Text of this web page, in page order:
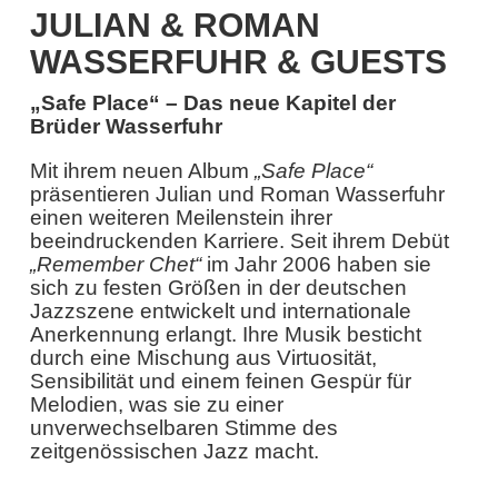
JULIAN & ROMAN
WASSERFUHR & GUESTS
„Safe Place“ – Das neue Kapitel der
Brüder Wasserfuhr
Mit ihrem neuen Album „Safe Place“
präsentieren Julian und Roman Wasserfuhr
einen weiteren Meilenstein ihrer
beeindruckenden Karriere. Seit ihrem Debüt
„Remember Chet“im Jahr 2006 haben sie
sich zu festen Größen in der deutschen
Jazzszene entwickelt und internationale
Anerkennung erlangt. Ihre Musik besticht
durch eine Mischung aus Virtuosität,
Sensibilität und einem feinen Gespür für
Melodien, was sie zu einer
unverwechselbaren Stimme des
zeitgenössischen Jazz macht.